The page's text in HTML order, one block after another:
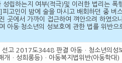
립하는지 여부(적극)및 이러한 법리는 폭
고인이 밤에 술을 마시고 배회하던 중 버
곳에서 가까이 접근하여 껴안으려 하였
아동·청소년의 성보호에 관한 법률 위반
고 2017도3448 판결 아동ㆍ청소년의성
개ㆍ성희롱등)ㆍ아동복지법위반(아동학대)